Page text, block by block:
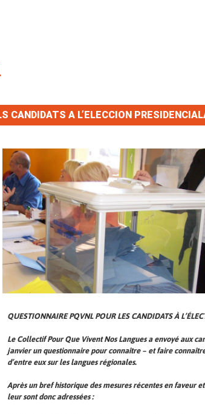
CANDIDATS A L’ELECCION
QUESTIONNAIRE PQVNL POUR LES CANDIDATS À
Le CollectifPour Que Vivent Nos Languesa envoyé aux
janvier un questionnaire pour connaître – et faire
d’entre eux sur les langues régionales.
Après un bref historique des mesures récentes en faveur
leur sont donc adressées :